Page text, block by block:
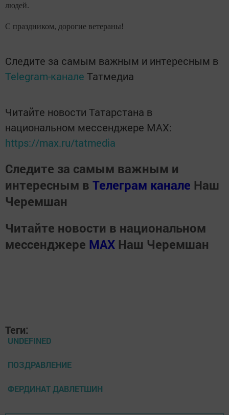
людей.
С праздником, дорогие ветераны!
Следите за самым важным и интересным в
Telegram-канале Татмедиа
Читайте новости Татарстана в
национальном мессенджере MАХ:
https://max.ru/tatmedia
Следите за самым важным и
интересным в Телеграм канале Наш
Черемшан
Читайте новости в национальном
мессенджере MАХ Наш Черемшан
Теги:
UNDEFINED
ПОЗДРАВЛЕНИЕ
ФЕРДИНАТ ДАВЛЕТШИН